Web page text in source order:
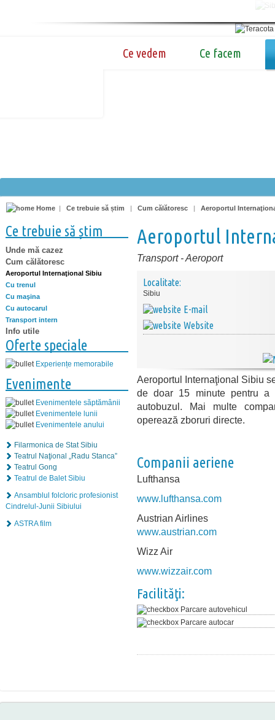
Ce vedem Ce facem
Home | Ce trebuie să știm | Cum călătoresc | Aeroportul
Ce trebuie să știm
Unde mă cazez
Cum călătoresc
Aeroportul Internaţional Sibiu
Cu trenul
Cu maşina
Cu autocarul
Transport intern
Info utile
Oferte speciale
Experiențe memorabile
Evenimente
Evenimentele săptămânii
Evenimentele lunii
Evenimentele anului
Filarmonica de Stat Sibiu
Teatrul Naţional „Radu Stanca”
Teatrul Gong
Teatrul de Balet Sibiu
Ansamblul folcloric profesionist
Cindrelul-Junii Sibiului
ASTRA film
Aeroportul
Transport -Aeroport
Localitate:
Sibiu
E-mail
Website
Aeroportul Internaţional Sibiu
de doar 15 minute pentru
autobuzul. Mai multe
operează zboruri directe.
Companii aeriene
Lufthansa
www.lufthansa.com
Austrian Airlines
www.austrian.com
Wizz Air
www.wizzair.com
Facilităţi:
Parcare autovehicul
Parcare autocar